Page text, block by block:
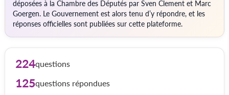
déposées à la Chambre des Députés par Sven Clement et Marc
Goergen. Le Gouvernement est alors tenu d’y répondre, et les
réponses officielles sont publiées sur cette plateforme.
224questions
125questions répondues